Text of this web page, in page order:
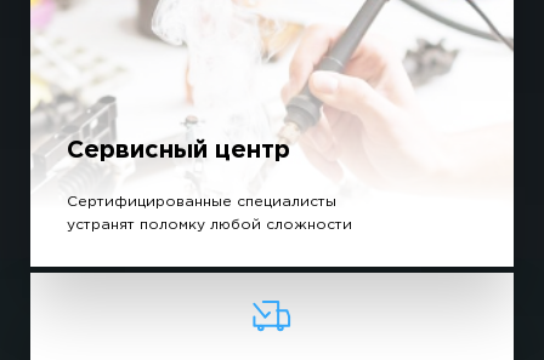
Сервисный центр
Сертифицированные специалисты
устранят поломку любой сложности